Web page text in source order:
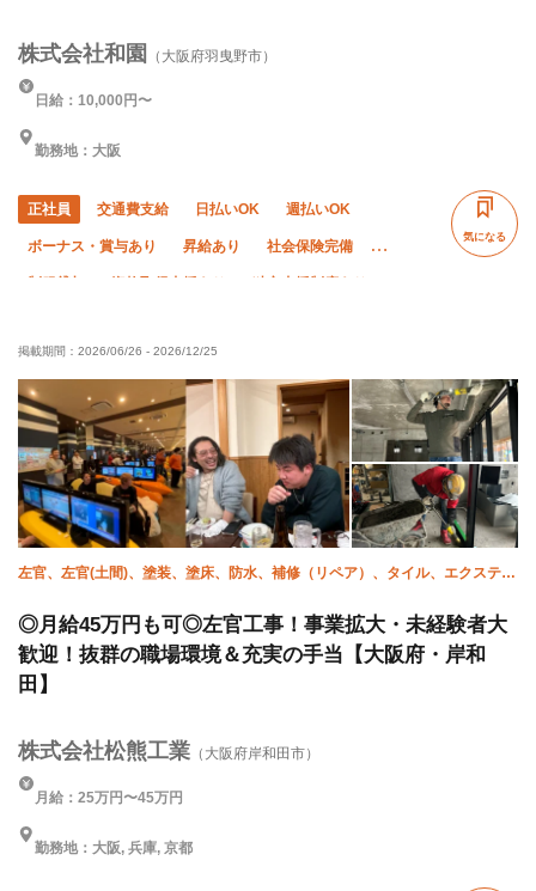
株式会社和園 （大阪府羽曳野市）
日給：10,000円〜
勤務地：大阪
正社員 交通費支給 日払いOK 週払いOK
ボーナス・賞与あり 昇給あり 社会保険完備
残業月10時間以下 車・バイク通勤OK
気になる
掲載期間： 2026/06/26 - 2026/12/25
左官、左官(土間)、塗装、塗床、防水、補修（リペア）、タイル、エクステリ
◎月給45万円も可◎左官工事！事業拡大・未経験者大
歓迎！抜群の職場環境＆充実の手当【大阪府・岸和
田】
株式会社松熊工業 （大阪府岸和田市）
月給：25万円〜45万円
勤務地：大阪, 兵庫, 京都